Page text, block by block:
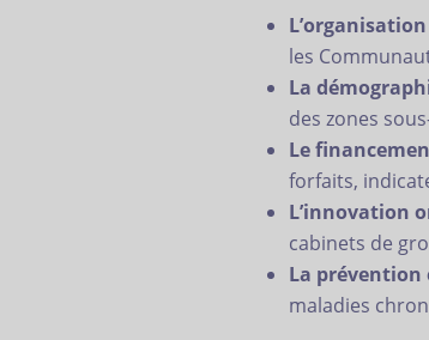
les
La
des zones
Le
forfaits,
L’innovation
cabinets de
La
maladies